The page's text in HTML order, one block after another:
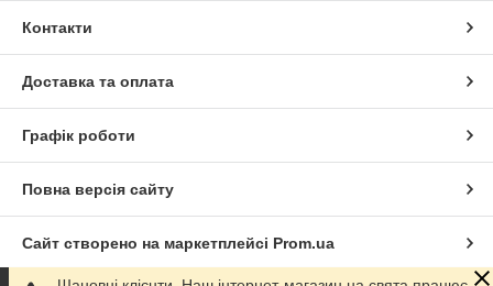
Контакти
Доставка та оплата
Графік роботи
Повна версія сайту
Сайт створено на маркетплейсі Prom.ua